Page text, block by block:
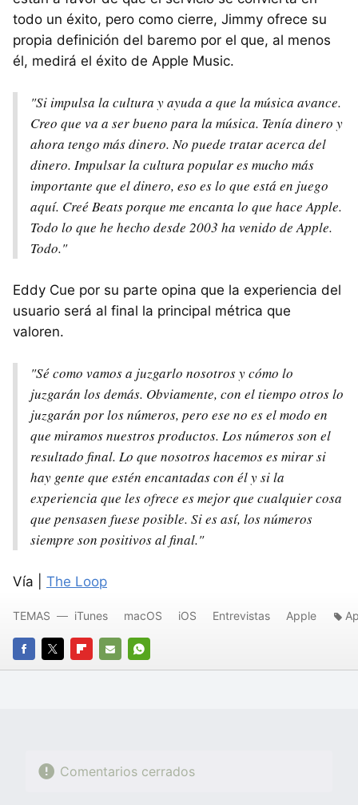
todo un éxito, pero como cierre, Jimmy ofrece su
propia definición del baremo por el que, al menos
él, medirá el éxito de Apple Music.
"Si impulsa la cultura y ayuda a que la música avance.
Creo que va a ser bueno para la música. Tenía dinero y
ahora tengo más dinero. No puede tratar acerca del
dinero. Impulsar la cultura popular es mucho más
importante que el dinero, eso es lo que está en juego
aquí. Creé Beats porque me encanta lo que hace Apple.
Todo lo que he hecho desde 2003 ha venido de Apple.
Todo."
Eddy Cue por su parte opina que la experiencia del
usuario será al final la principal métrica que
valoren.
"Sé como vamos a juzgarlo nosotros y cómo lo
juzgarán los demás. Obviamente, con el tiempo otros lo
juzgarán por los números, pero ese no es el modo en
que miramos nuestros productos. Los números son el
resultado final. Lo que nosotros hacemos es mirar si
hay gente que estén encantadas con él y si la
experiencia que les ofrece es mejor que cualquier cosa
que pensasen fuese posible. Si es así, los números
siempre son positivos al final."
Vía | The Loop
FACEBOOK
TWITTERFLIPBOARD
E-
WHATSAPP
TEMAS iTunes macOS iOS Entrevistas Apple
Comentarios cerrados